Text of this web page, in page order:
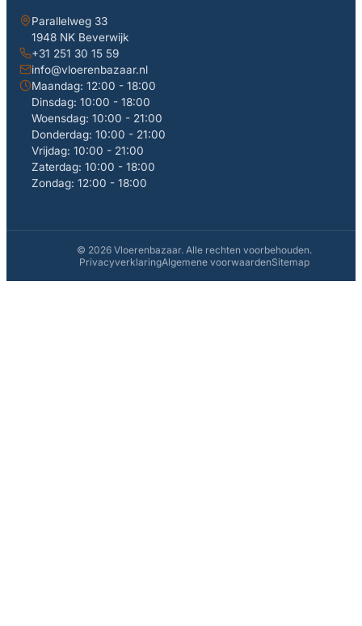
Parallelweg 33
1948 NK Beverwijk
+31 251 30 15 59
info@vloerenbazaar.nl
Maandag: 12:00 - 18:00
Dinsdag: 10:00 - 18:00
Woensdag: 10:00 - 21:00
Donderdag: 10:00 - 21:00
Vrijdag: 10:00 - 21:00
Zaterdag: 10:00 - 18:00
Zondag: 12:00 - 18:00
© 2026 Vloerenbazaar. Alle rechten voorbehouden.
PrivacyverklaringAlgemene voorwaardenSitemap